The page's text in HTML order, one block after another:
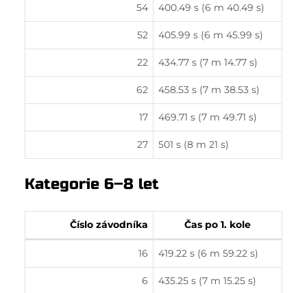
54 400.49 s (6 m 40.49 s)
52 405.99 s (6 m 45.99 s)
22 434.77 s (7 m 14.77 s)
62 458.53 s (7 m 38.53 s)
17 469.71 s (7 m 49.71 s)
27 501 s (8 m 21 s)
Kategorie 6–8 let
Číslo závodníka Čas po 1. kole
16 419.22 s (6 m 59.22 s)
6 435.25 s (7 m 15.25 s)